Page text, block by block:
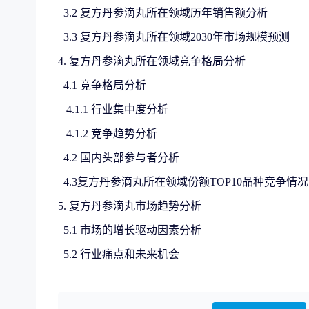
3.2 复方丹参滴丸所在领域历年销售额分析
3.3 复方丹参滴丸所在领域2030年市场规模预测
4. 复方丹参滴丸所在领域竞争格局分析
4.1 竞争格局分析
4.1.1 行业集中度分析
4.1.2 竞争趋势分析
4.2 国内头部参与者分析
4.3复方丹参滴丸所在领域份额TOP10品种竞争情
5. 复方丹参滴丸市场趋势分析
5.1 市场的增长驱动因素分析
5.2 行业痛点和未来机会